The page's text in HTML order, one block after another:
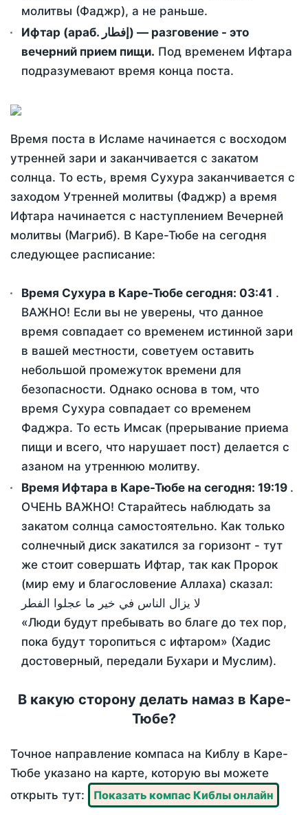
молитвы (Фаджр), а не раньше.
Ифтар (араб. إفطار) — разговение - это
вечерний прием пищи. Под временем Ифтара
подразумевают время конца поста.
Время поста в Исламе начинается с восходом
утренней зари и заканчивается с закатом
солнца. То есть, время Сухура заканчивается с
заходом Утренней молитвы (Фаджр) а время
Ифтара начинается с наступлением Вечерней
молитвы (Магриб). В Каре-Тюбе на сегодня
следующее расписание:
Время Сухура в Каре-Тюбе сегодня: 03:41 .
ВАЖНО! Если вы не уверены, что данное
время совпадает со временем истинной зари
в вашей местности, советуем оставить
небольшой промежуток времени для
безопасности. Однако основа в том, что
время Сухура совпадает со временем
Фаджра. То есть Имсак (прерывание приема
пищи и всего, что нарушает пост) делается с
азаном на утреннюю молитву.
Время Ифтара в Каре-Тюбе на сегодня: 19:19 .
ОЧЕНЬ ВАЖНО! Старайтесь наблюдать за
закатом солнца самостоятельно. Как только
солнечный диск закатился за горизонт - тут
же стоит совершать Ифтар, так как Пророк
(мир ему и благословение Аллаха) сказал:
لا يزال الناس في خير ما عجلوا الفطر
«Люди будут пребывать во благе до тех пор,
пока будут торопиться с ифтаром» (Хадис
достоверный, передали Бухари и Муслим).
В какую сторону делать намаз в Каре-
Тюбе?
Точное направление компаса на Киблу в Каре-
Тюбе указано на карте, которую вы можете
открыть тут:
Показать компас Киблы онлайн